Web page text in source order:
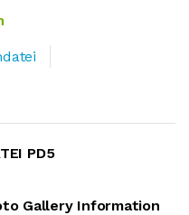
PD5
Gallery Information